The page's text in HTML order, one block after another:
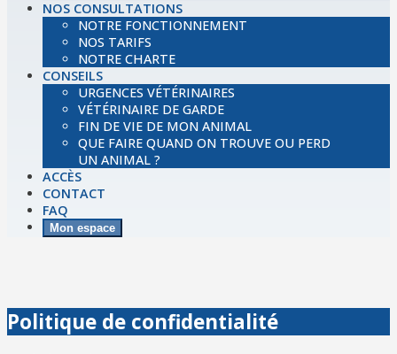
NOS CONSULTATIONS
NOTRE FONCTIONNEMENT
NOS TARIFS
NOTRE CHARTE
CONSEILS
URGENCES VÉTÉRINAIRES
VÉTÉRINAIRE DE GARDE
FIN DE VIE DE MON ANIMAL
QUE FAIRE QUAND ON TROUVE OU PERD
UN ANIMAL ?
ACCÈS
CONTACT
FAQ
Mon espace
Politique de confidentialité